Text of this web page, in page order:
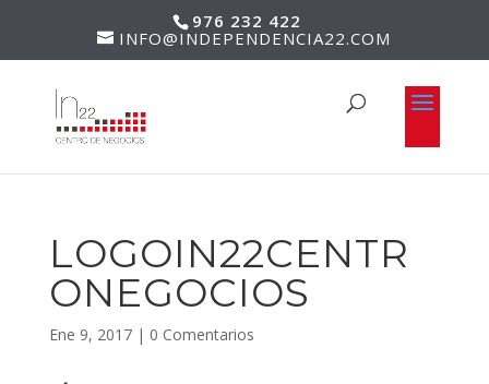
976 232 422
INFO@INDEPENDENCIA22.COM
LOGOIN22CENTR
ONEGOCIOS
Ene 9, 2017| 0 Comentarios